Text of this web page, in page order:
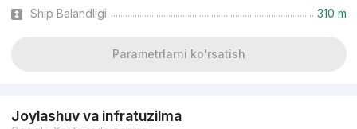
Ship Balandligi
310 m
Parametrlarni ko'rsatish
Joylashuv va infratuzilma